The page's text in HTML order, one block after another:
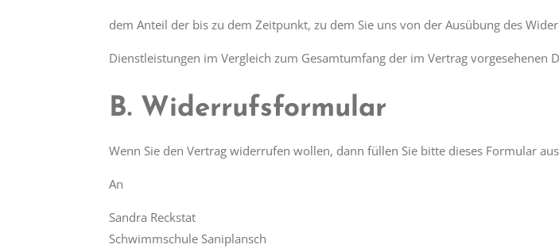
dem Anteil der bis zu dem Zeitpunkt, zu dem Sie uns von der Ausübung des
Dienstleistungen im Vergleich zum Gesamtumfang der im Vertrag vorgesehenen
B. Widerrufsformular
Wenn Sie den Vertrag widerrufen wollen, dann füllen Sie bitte dieses Formular
An
Sandra Reckstat
Schwimmschule Saniplansch